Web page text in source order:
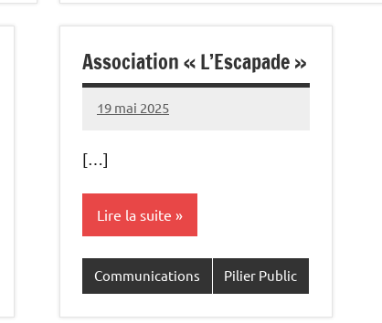
Association « L’Escapade »
19 mai 2025
Commune
[…]
Lire la suite
Communications Pilier Public